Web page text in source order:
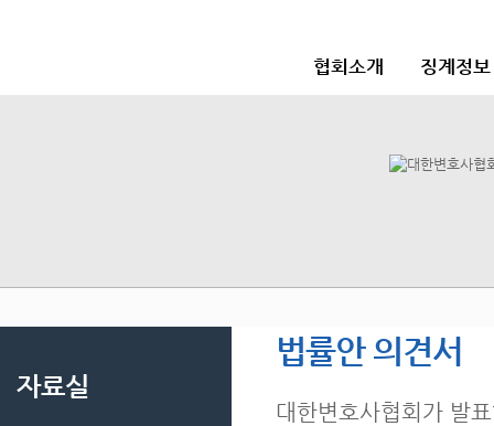
협회소개 징계정
자료실
법률안 의견서
대한변호사협회가 발